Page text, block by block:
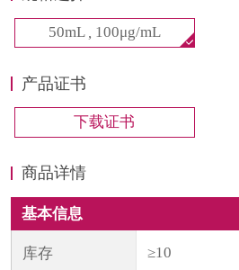
50mL , 100μg/mL
产品证书
下载证书
商品详情
基本信息
库存 ≥10
购物车
联系我们